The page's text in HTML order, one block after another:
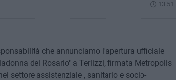
13.51
che annunciamo l'apertura ufficiale
del Rosario" a Terlizzi, firmata Metropolis
settore assistenziale , sanitario e socio-